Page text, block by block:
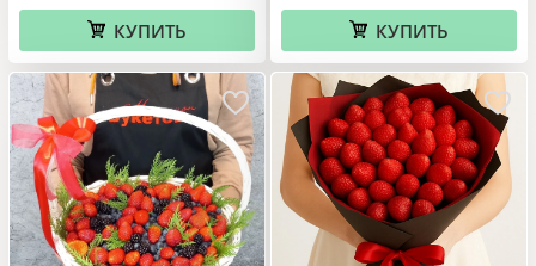
КУПИТЬ КУПИТЬ